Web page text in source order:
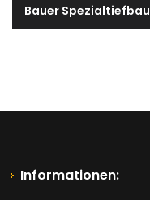
Bauer Spezialtiefbau
Informationen: